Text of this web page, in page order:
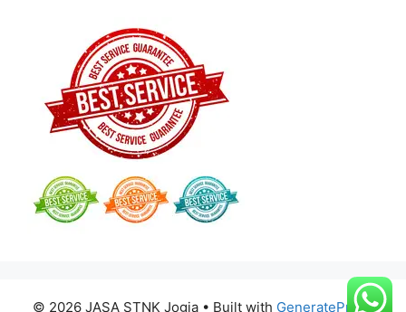
© 2026 JASA STNK Jogja • Built with GeneratePress